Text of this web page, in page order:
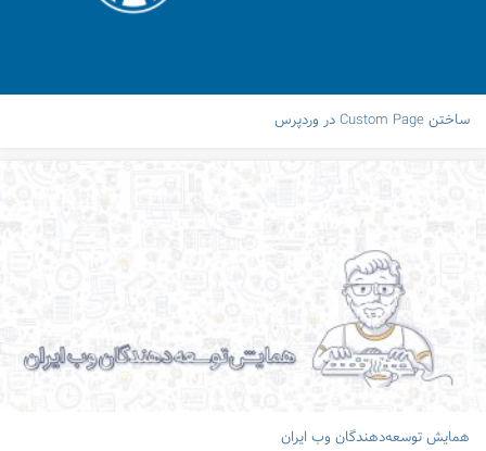
ساختن Custom Page در وردپرس
همایش توسعه‌دهندگان وب ایران